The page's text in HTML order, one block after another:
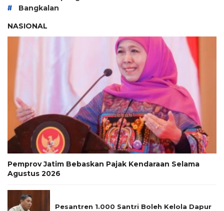
#
Bangkalan
NASIONAL
Pemprov Jatim Bebaskan Pajak Kendaraan Selama
Agustus 2026
Pesantren 1.000 Santri Boleh Kelola Dapur